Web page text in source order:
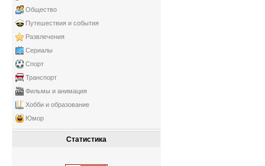
Общество
Путешествия и события
Развлечения
Сериалы
Спорт
Транспорт
Фильмы и анимация
Хобби и образование
Юмор
Статистика